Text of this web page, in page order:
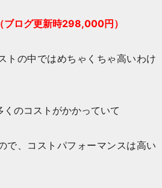
ブログ更新時298,000円）
トの中ではめちゃくちゃ高いわけ
のコストがかかっていて
で、コストパフォーマンスは高い